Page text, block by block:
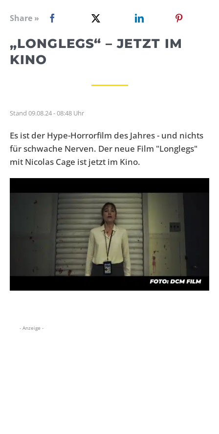
WEBRADIO
Share »
„LONGLEGS“ – JETZT IM
KINO
Stand 09.08.24 - 08:48 Uhr
Es ist der Hype-Horrorfilm des Jahres - und nichts
für schwache Nerven. Der neue Film "Longlegs"
mit Nicolas Cage ist jetzt im Kino.
- Anzeige -